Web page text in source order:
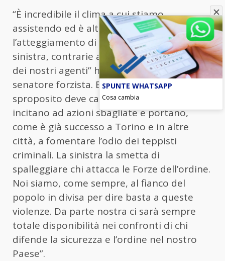
“È incredibile il clima a cui stiamo
assistendo ed è altrettanto intollerabile
l’atteggiamento di alcune frange della
sinistra, contrarie alla tutela e alla difesa
dei nostri agenti” ha detto ancora il
senatore forzista. E ancora: “Chi parla a
sproposito deve capire che le parole spesso
incitano ad azioni sbagliate e portano,
come è già successo a Torino e in altre
città, a fomentare l’odio dei teppisti
criminali. La sinistra la smetta di
spalleggiare chi attacca le Forze dell’ordine.
Noi siamo, come sempre, al fianco del
popolo in divisa per dire basta a queste
violenze. Da parte nostra ci sarà sempre
totale disponibilità nei confronti di chi
difende la sicurezza e l’ordine nel nostro
Paese”.
SPUNTE WHATSAPP
Cosa cambia